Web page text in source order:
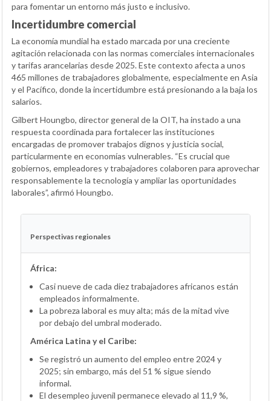
para fomentar un entorno más justo e inclusivo.
Incertidumbre comercial
La economía mundial ha estado marcada por una creciente
agitación relacionada con las normas comerciales internacionales
y tarifas arancelarias desde 2025. Este contexto afecta a unos
465 millones de trabajadores globalmente, especialmente en Asia
y el Pacífico, donde la incertidumbre está presionando a la baja los
salarios.
Gilbert Houngbo, director general de la OIT, ha instado a una
respuesta coordinada para fortalecer las instituciones
encargadas de promover trabajos dignos y justicia social,
particularmente en economías vulnerables. “Es crucial que
gobiernos, empleadores y trabajadores colaboren para aprovechar
responsablemente la tecnología y ampliar las oportunidades
laborales”, afirmó Houngbo.
Perspectivas regionales
África:
Casi nueve de cada diez trabajadores africanos están
empleados informalmente.
La pobreza laboral es muy alta; más de la mitad vive
por debajo del umbral moderado.
América Latina y el Caribe:
Se registró un aumento del empleo entre 2024 y
2025; sin embargo, más del 51 % sigue siendo
informal.
El desempleo juvenil permanece elevado al 11,9 %,